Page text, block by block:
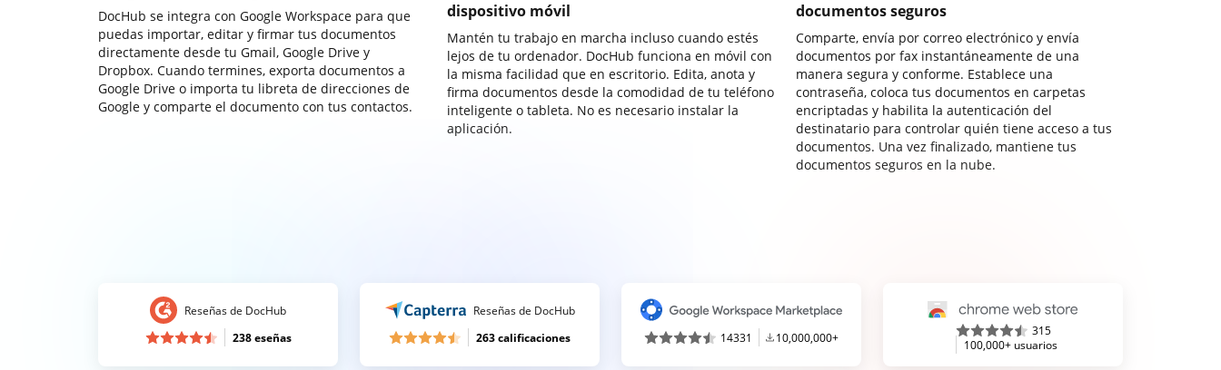
DocHub se integra con Google Workspace para que
puedas importar, editar y firmar tus documentos
directamente desde tu Gmail, Google Drive y
Dropbox. Cuando termines, exporta documentos a
Google Drive o importa tu libreta de direcciones de
Google y comparte el documento con tus contactos.
dispositivo móvil
Mantén tu trabajo en marcha incluso cuando estés
lejos de tu ordenador. DocHub funciona en móvil con
la misma facilidad que en escritorio. Edita, anota y
firma documentos desde la comodidad de tu teléfono
inteligente o tableta. No es necesario instalar la
aplicación.
documentos seguros
Comparte, envía por correo electrónico y envía
documentos por fax instantáneamente de una
manera segura y conforme. Establece una
contraseña, coloca tus documentos en carpetas
encriptadas y habilita la autenticación del
destinatario para controlar quién tiene acceso a tus
documentos. Una vez finalizado, mantiene tus
documentos seguros en la nube.
Reseñas de DocHub
238 eseñas
Reseñas de DocHub
263 calificaciones
14331 10,000,000+
315
100,000+ usuarios